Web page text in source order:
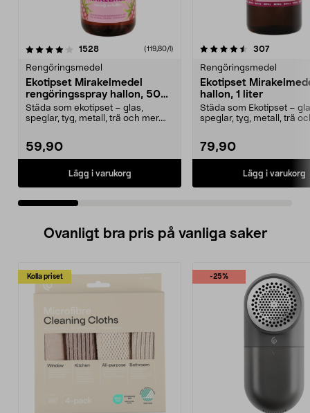
1528recensioner(119,80/l)
Rengöringsmedel
Ekotipset Mirakelmedel
rengöringsspray hallon, 500
ml
Städa som ekotipset – glas,
speglar, tyg, metall, trä och mer.
59,90
Lägg i varukorg
4.5 av 5 stjärnor 307
Rengöringsmedel
Ekotipset
hallon, 1 liter
Städa som Ekotipset –
speglar, tyg, metall, trä
79,90
Lägg i varukorg
4.5 av 5 stjärnor
Ovanligt bra pris på vanliga saker
Kolla priset -25%